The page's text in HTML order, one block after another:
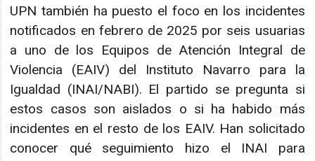
UPN también ha puesto el foco en los incidentes
notificados en febrero de 2025 por seis usuarias
a uno de los Equipos de Atención Integral de
Violencia (EAIV) del Instituto Navarro para la
Igualdad (INAI/NABI). El partido se pregunta si
estos casos son aislados o si ha habido más
incidentes en el resto de los EAIV. Han solicitado
conocer qué seguimiento hizo el INAI para